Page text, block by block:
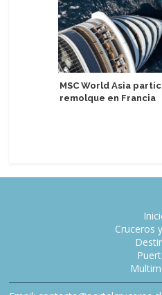
MSC World Asia
remolque en Francia
Cruceros